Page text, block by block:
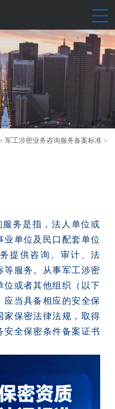
军工涉密业务咨询服务备案标准 >
务是指，法人单位或
业单位及民口配套单位
提供咨询、审计、法
等服务。从事军工涉密
位或者其他组织（以下
应当具备相应的安全保
家保密法律法规，取得
安全保密条件备案证书